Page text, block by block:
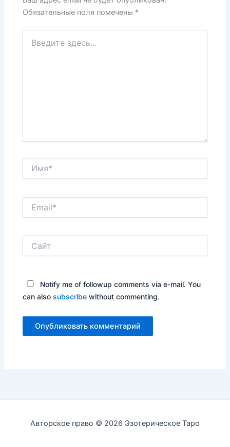
k т
Обязательные поля помечены *
здесь...
Notify me of followup comments via e-mail. You
can alsosubscribe without commenting.
Авторское право © 2026 Эзотерическое Таро